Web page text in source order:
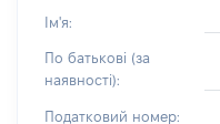
Ім'я:
По батькові (за
наявності):
Податковий номер: